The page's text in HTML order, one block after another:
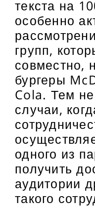
текста на
особенно
групп,
совместно,
бургеры
Cola. Тем
случаи,
одного из
получить
аудитории
такого